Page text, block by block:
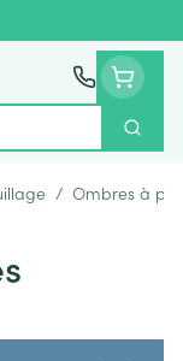
/ Ombres à